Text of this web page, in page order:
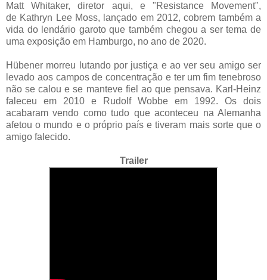
Matt Whitaker, diretor aqui, e "Resistance Movement",
de Kathryn Lee Moss, lançado em 2012, cobrem também a
vida do lendário garoto que também chegou a ser tema de
uma exposição em Hamburgo, no ano de 2020.
Hübener morreu lutando por justiça e ao ver seu amigo ser
levado aos campos de concentração e ter um fim tenebroso
não se calou e se manteve fiel ao que pensava. Karl-Heinz
faleceu em 2010 e Rudolf Wobbe em 1992. Os dois
acabaram vendo como tudo que aconteceu na Alemanha
afetou o mundo e o próprio país e tiveram mais sorte que o
amigo falecido.
Trailer